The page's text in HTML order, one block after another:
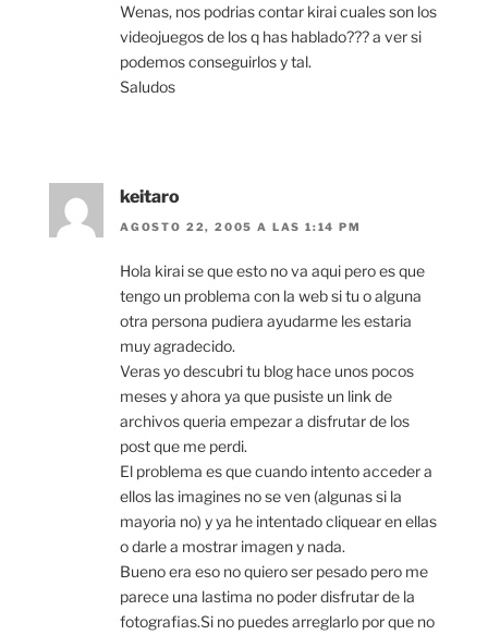
Wenas, nos podrias contar kirai cuales son los
videojuegos de los q has hablado??? a ver si
podemos conseguirlos y tal.
Saludos
keitaro
AGOSTO 22, 2005 A LAS 1:14 PM
Hola kirai se que esto no va aqui pero es que
tengo un problema con la web si tu o alguna
otra persona pudiera ayudarme les estaria
muy agradecido.
Veras yo descubri tu blog hace unos pocos
meses y ahora ya que pusiste un link de
archivos queria empezar a disfrutar de los
post que me perdi.
El problema es que cuando intento acceder a
ellos las imagines no se ven (algunas si la
mayoria no) y ya he intentado cliquear en ellas
o darle a mostrar imagen y nada.
Bueno era eso no quiero ser pesado pero me
parece una lastima no poder disfrutar de la
fotografias.Si no puedes arreglarlo por que no